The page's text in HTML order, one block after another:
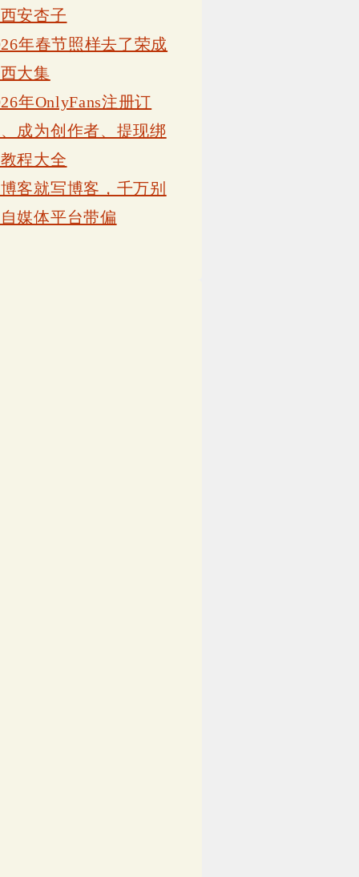
安杏子
年春节照样去了荣成
大集
年OnlyFans注册订
成为创作者、提现绑
程大全
客就写博客，千万别
媒体平台带偏